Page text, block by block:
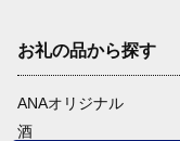
お礼の品から探す
ANAオリジナル
酒